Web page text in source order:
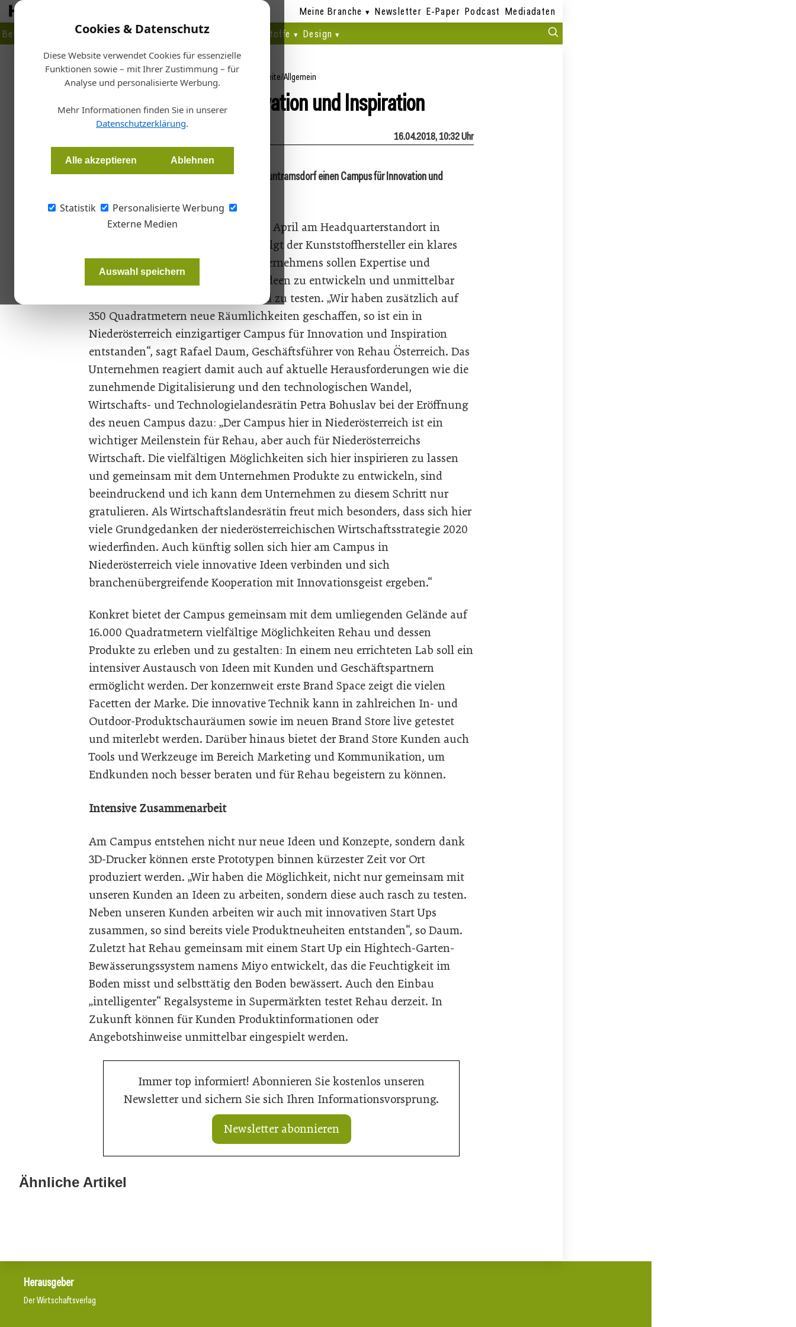
Cookies & Datenschutz
Diese Website verwendet Cookies für essenzielle
Funktionen sowie – mit Ihrer Zustimmung – für
Analyse und personalisierte Werbung.
Mehr Informationen finden Sie in unserer
Datenschutzerklärung.
Alle akzeptieren Ablehnen
Statistik
Personalisierte Werbung
Externe Medien
Auswahl speichern
Meine Branche Newsletter E-Paper Podcast Mediadaten
Betrieb
Planen Bauen Fertigen Bau- + Werkstoffe Design
Startseite/Allgemein
Campus für Innovation und Inspiration
16.04.2018, 10:32 Uhr
Rehau baut am österreichischen Hauptsitz in Guntramsdorf einen Campus für Innovation und
Mit dem Rehau Campus, der am 12. April am Headquarterstandort in
Guntramsdorf eröffnet wurde, verfolgt der Kunststoffhersteller ein klares
Ziel: Kunden und Partnern des Unternehmens sollen Expertise und
Werkzeuge geboten werden, neue Ideen zu entwickeln und unmittelbar
Produkte von Rehau zu erleben und zu testen. „Wir haben zusätzlich auf
350 Quadratmetern neue Räumlichkeiten geschaffen, so ist ein in
Niederösterreich einzigartiger Campus für Innovation und Inspiration
entstanden“, sagt Rafael Daum, Geschäftsführer von Rehau Österreich. Das
Unternehmen reagiert damit auch auf aktuelle Herausforderungen wie die
zunehmende Digitalisierung und den technologischen Wandel,
Wirtschafts- und Technologielandesrätin Petra Bohuslav bei der Eröffnung
des neuen Campus dazu: „Der Campus hier in Niederösterreich ist ein
wichtiger Meilenstein für Rehau, aber auch für Niederösterreichs
Wirtschaft. Die vielfältigen Möglichkeiten sich hier inspirieren zu lassen
und gemeinsam mit dem Unternehmen Produkte zu entwickeln, sind
beeindruckend und ich kann dem Unternehmen zu diesem Schritt nur
gratulieren. Als Wirtschaftslandesrätin freut mich besonders, dass sich hier
viele Grundgedanken der niederösterreichischen Wirtschaftsstrategie 2020
wiederfinden. Auch künftig sollen sich hier am Campus in
Niederösterreich viele innovative Ideen verbinden und sich
branchenübergreifende Kooperation mit Innovationsgeist ergeben.“
Konkret bietet der Campus gemeinsam mit dem umliegenden Gelände auf
16.000 Quadratmetern vielfältige Möglichkeiten Rehau und dessen
Produkte zu erleben und zu gestalten: In einem neu errichteten Lab soll ein
intensiver Austausch von Ideen mit Kunden und Geschäftspartnern
ermöglicht werden. Der konzernweit erste Brand Space zeigt die vielen
Facetten der Marke. Die innovative Technik kann in zahlreichen In- und
Outdoor-Produktschauräumen sowie im neuen Brand Store live getestet
und miterlebt werden. Darüber hinaus bietet der Brand Store Kunden auch
Tools und Werkzeuge im Bereich Marketing und Kommunikation, um
Endkunden noch besser beraten und für Rehau begeistern zu können.
Intensive Zusammenarbeit
Am Campus entstehen nicht nur neue Ideen und Konzepte, sondern dank
3D-Drucker können erste Prototypen binnen kürzester Zeit vor Ort
produziert werden. „Wir haben die Möglichkeit, nicht nur gemeinsam mit
unseren Kunden an Ideen zu arbeiten, sondern diese auch rasch zu testen.
Neben unseren Kunden arbeiten wir auch mit innovativen Start Ups
zusammen, so sind bereits viele Produktneuheiten entstanden“, so Daum.
Zuletzt hat Rehau gemeinsam mit einem Start Up ein Hightech-Garten-
Bewässerungssystem namens Miyo entwickelt, das die Feuchtigkeit im
Boden misst und selbsttätig den Boden bewässert. Auch den Einbau
„intelligenter“ Regalsysteme in Supermärkten testet Rehau derzeit. In
Zukunft können für Kunden Produktinformationen oder
Angebotshinweise unmittelbar eingespielt werden.
Immer top informiert! Abonnieren Sie kostenlos unseren
Newsletter und sichern Sie sich Ihren Informationsvorsprung.
Newsletter abonnieren
Ähnliche Artikel
21. Juli 2026
Herausgeber
Der Wirtschaftsverlag